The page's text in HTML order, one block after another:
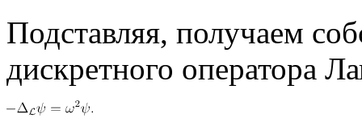
Подставляя, получаем
дискретного оператора